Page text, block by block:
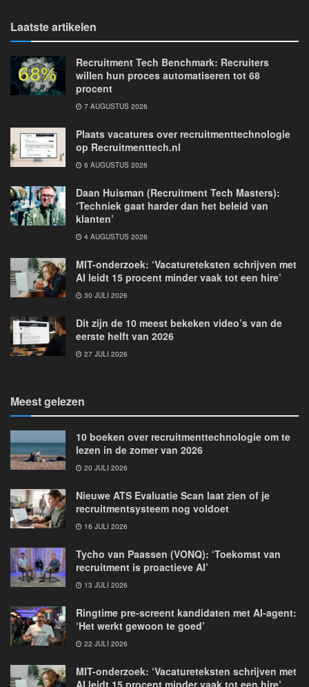
Laatste artikelen
Recruitment Tech Benchmark: Recruiters
willen hun proces automatiseren tot 68
procent
7 AUGUSTUS 2026
Plaats vacatures over recruitmenttechnologie
op Recruitmenttech.nl
6 AUGUSTUS 2026
Daan Huisman (Recruitment Tech Masters):
‘Techniek gaat harder dan het beleid van
klanten’
4 AUGUSTUS 2026
MIT-onderzoek: ‘Vacatureteksten schrijven met
AI leidt 15 procent minder vaak tot een hire’
30 JULI 2026
Dit zijn de 10 meest bekeken video’s van de
eerste helft van 2026
27 JULI 2026
Meest gelezen
10 boeken over recruitmenttechnologie om te
lezen in de zomer van 2026
20 JULI 2026
Nieuwe ATS Evaluatie Scan laat zien of je
recruitmentsysteem nog voldoet
16 JULI 2026
Tycho van Paassen (VONQ): ‘Toekomst van
recruitment is proactieve AI’
13 JULI 2026
Ringtime pre-screent kandidaten met AI-agent:
‘Het werkt gewoon te goed’
22 JULI 2026
MIT-onderzoek: ‘Vacatureteksten schrijven met
AI leidt 15 procent minder vaak tot een hire’